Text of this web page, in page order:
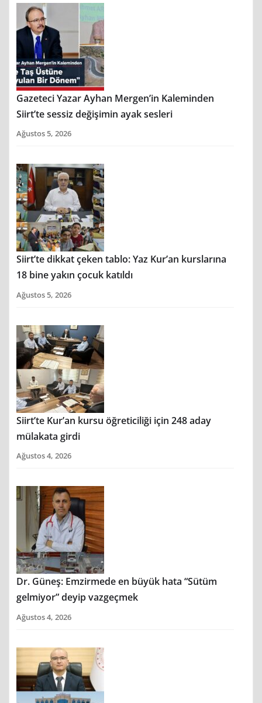
Gazeteci Yazar Ayhan Mergen’in Kaleminden
Siirt’te sessiz değişimin ayak sesleri
Ağustos 5, 2026
Siirt’te dikkat çeken tablo: Yaz Kur’an kurslarına
18 bine yakın çocuk katıldı
Ağustos 5, 2026
Siirt’te Kur’an kursu öğreticiliği için 248 aday
mülakata girdi
Ağustos 4, 2026
Dr. Güneş: Emzirmede en büyük hata “Sütüm
gelmiyor” deyip vazgeçmek
Ağustos 4, 2026